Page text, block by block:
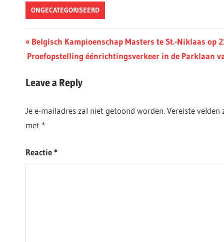
ONGECATEGORISEERD
Berichtnavigatie
Previous
Post:
Belgisch Kampioenschap Masters te St.-Niklaas op
Next
Proefopstelling éénrichtingsverkeer in de Parklaan
Leave a Reply
Je e-mailadres zal niet getoond worden.Vereiste velden
met *
Reactie*